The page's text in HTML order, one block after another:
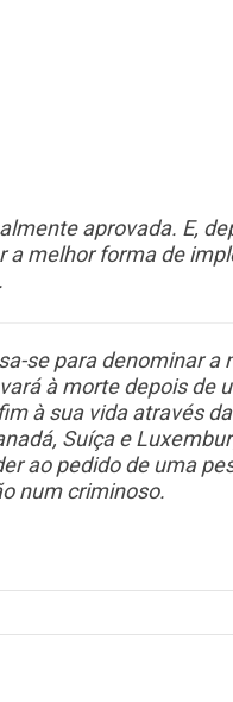
aprovada. E,
a melhor forma de
se para denominar a
à morte depois de
à sua vida através
Suíça e
ao pedido de uma
num criminoso.